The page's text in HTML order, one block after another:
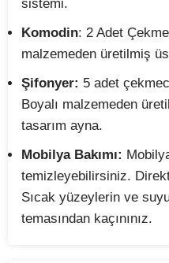
sistemi.
Komodin: 2 Adet
malzemeden üretilmiş
Şifonyer: 5 adet
Boyalı malzemeden
tasarım ayna.
Mobilya Bakımı:
temizleyebilirsiniz.
Sıcak yüzeylerin ve
temasından kaçınınız.